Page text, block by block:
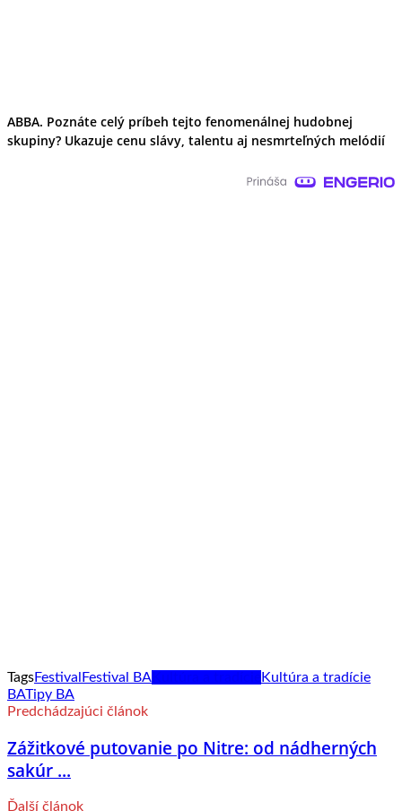
ABBA. Poznáte celý príbeh tejto fenomenálnej hudobnej
skupiny? Ukazuje cenu slávy, talentu aj nesmrteľných melódií
TagsFestivalFestival BA
Kultúra a tradície
BATipy BA
Predchádzajúci článok
Zážitkové putovanie po Nitre: od nádherných
sakúr ...
Ďalší článok